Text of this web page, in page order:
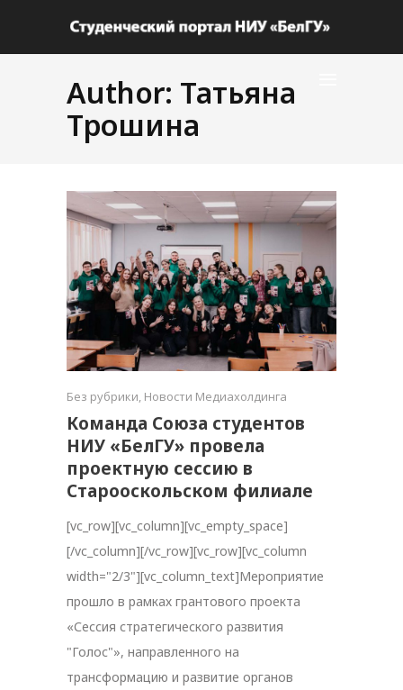
Author: Татьяна
Трошина
Без рубрики, Новости Медиахолдинга
Команда Союза студентов
НИУ «БелГУ» провела
проектную сессию в
Старооскольском филиале
[vc_row][vc_column][vc_empty_space]
[/vc_column][/vc_row][vc_row][vc_column
width="2/3"][vc_column_text]Мероприятие
прошло в рамках грантового проекта
«Сессия стратегического развития
"Голос"», направленного на
трансформацию и развитие органов